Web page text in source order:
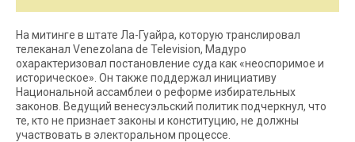
На митинге в штате Ла-Гуайра, которую транслировал
телеканал Venezolana de Television, Мадуро
охарактеризовал постановление суда как «неоспоримое и
историческое». Он также поддержал инициативу
Национальной ассамблеи о реформе избирательных
законов. Ведущий венесуэльский политик подчеркнул, что
те, кто не признает законы и конституцию, не должны
участвовать в электоральном процессе.